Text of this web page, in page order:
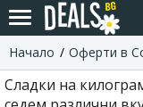
Начало Оферти в
Сладки на